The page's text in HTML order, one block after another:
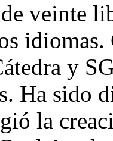
veinte
y
Ha sido
la